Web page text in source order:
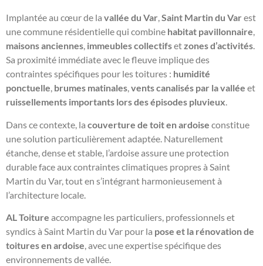
Implantée au cœur de la vallée du Var,Saint Martin du Var est
une commune résidentielle qui combine habitat pavillonnaire,
maisons anciennes, immeubles collectifsetzones d’activités.
Sa proximité immédiate avec le fleuve implique des
contraintes spécifiques pour les toitures : humidité
ponctuelle, brumes matinales,vents canalisés par la vallée et
ruissellements importants lors des épisodes pluvieux.
Dans ce contexte, la couverture de toit en ardoise constitue
une solution particulièrement adaptée. Naturellement
étanche, dense et stable, l’ardoise assure une protection
durable face aux contraintes climatiques propres à Saint
Martin du Var, tout en s’intégrant harmonieusement à
l’architecture locale.
AL Toiture accompagne les particuliers, professionnels et
syndics à Saint Martin du Var pour la pose et la rénovation de
toitures en ardoise, avec une expertise spécifique des
environnements de vallée.